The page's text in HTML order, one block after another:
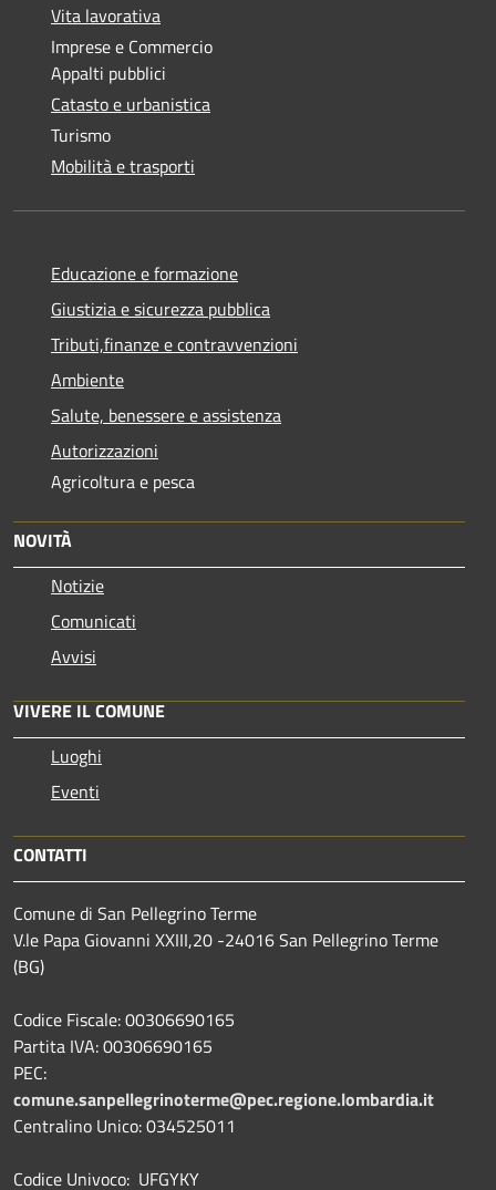
Vita lavorativa
Imprese e Commercio
Appalti pubblici
Catasto e urbanistica
Turismo
Mobilità e trasporti
Educazione e formazione
Giustizia e sicurezza pubblica
Tributi,finanze e contravvenzioni
Ambiente
Salute, benessere e assistenza
Autorizzazioni
Agricoltura e pesca
NOVITÀ
Notizie
Comunicati
Avvisi
VIVERE IL COMUNE
Luoghi
Eventi
CONTATTI
Comune di San Pellegrino Terme
V.le Papa Giovanni XXIII,20 -24016 San Pellegrino Terme
(BG)
Codice Fiscale: 00306690165
Partita IVA: 00306690165
PEC:
comune.sanpellegrinoterme@pec.regione.lombardia.it
Centralino Unico: 034525011
Codice Univoco: UFGYKY